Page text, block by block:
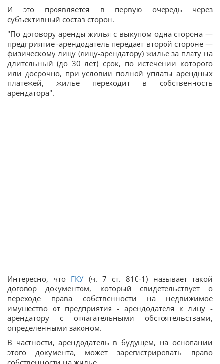
И это проявляется в первую очередь через
субъективный состав сторон.
"По договору аренды жилья с выкупом одна сторона —
предприятие -арендодатель передает второй стороне —
физическому лицу (лицу-арендатору) жилье за плату на
длительный (до 30 лет) срок, по истечении которого
или досрочно, при условии полной уплаты арендных
платежей, жилье переходит в собственность
арендатора".
Интересно, что ГКУ (ч. 7 ст. 810-1) называет такой
договор документом, который свидетельствует о
переходе права собственности на недвижимое
имущество от предприятия - арендодателя к лицу -
арендатору с отлагательными обстоятельствами,
определенными законом.
В частности, арендодатель в будущем, на основании
этого документа, может зарегистрировать право
собственности на жилье.